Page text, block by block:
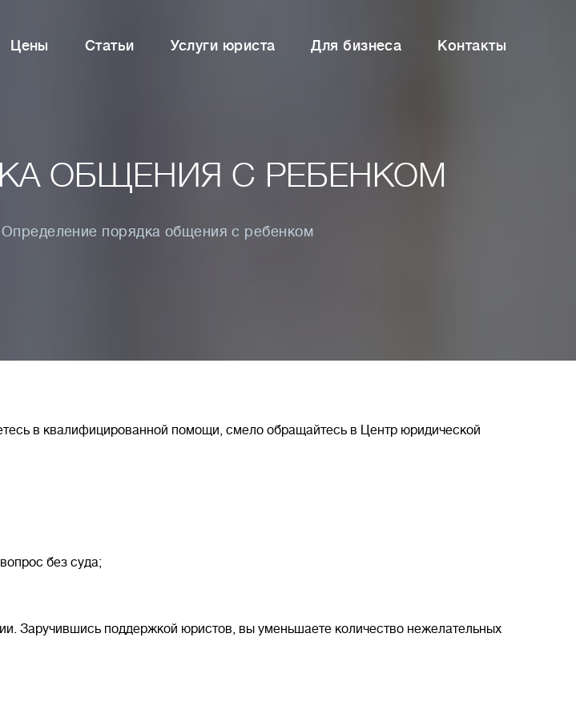
Цены Статьи Услуги юриста Для бизнеса Контакты
ОБЩЕНИЯ С РЕБЕНКОМ
Определение порядка общения с ребенком
в квалифицированной помощи, смело обращайтесь в Центр юридической
без суда;
Заручившись поддержкой юристов, вы уменьшаете количество нежелательных